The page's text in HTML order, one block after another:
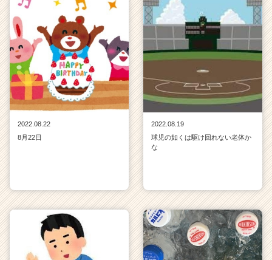
2022.08.22
8月22日
2022.08.19
球児の如くは駆け回れない老体か
な